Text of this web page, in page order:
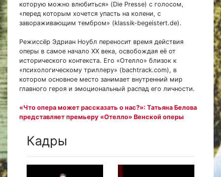
которую можно влюбиться» (Die Presse) с голосом,
«перед которым хочется упасть на колени, с
завораживающим тембром» (klassik-begeistert.de).
Режиссёр Эдриан Ноубл переносит время действия
оперы в самое начало XX века, освобождая её от
исторического контекста. Его «Отелло» близок к
«психологическому триллеру» (bachtrack.com), в
котором основное место занимает внутренний мир
главного героя и эмоциональный распад его личности.
«Что опера может рассказать о нас?»: Татьяна Белова
представляет премьеру «Отелло» Венской оперы
Кадры